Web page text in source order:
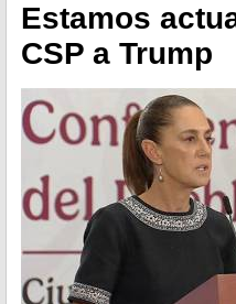
Estamos
CSP a Trump